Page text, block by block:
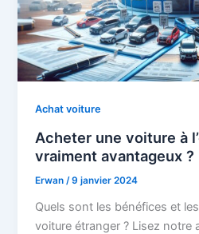
Achat voiture
Acheter une voiture à
vraiment avantageux ?
Erwan /9 janvier 2024
Quels sont les bénéfices et
voiture étranger ? Lisez notre